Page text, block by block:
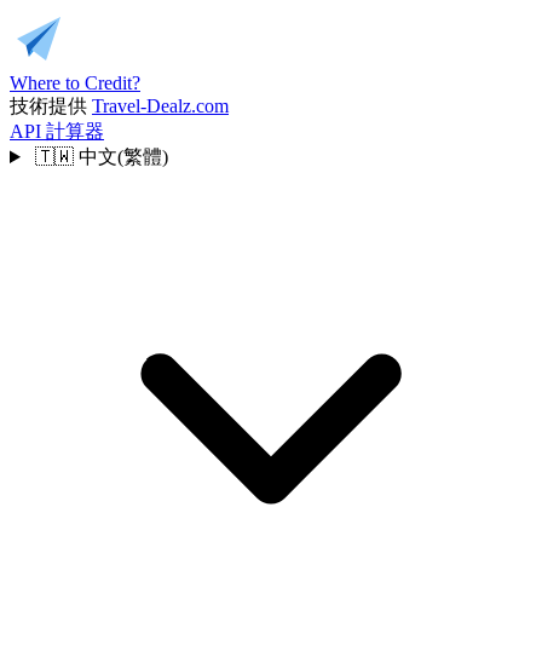
Where to Credit?
技術提供 Travel-Dealz.com
API 計算器
🇹🇼 中文(繁體)